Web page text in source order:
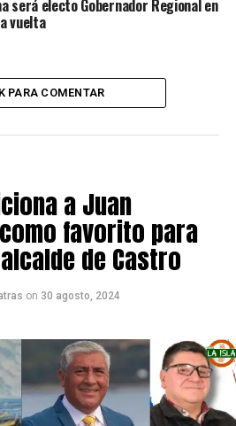
será electo Gobernador Regional en
vuelta
PARA COMENTAR
a Juan
favorito para
de Castro
on 30 agosto, 2024